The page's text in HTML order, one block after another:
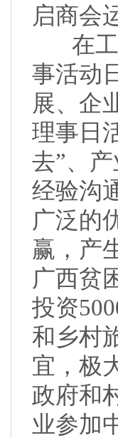
启商会
在工
事活动
展、企
理事日
去”、
经验沟
广泛的
赢，产
广西贫
投资
和乡村
宜，极
政府和
业参加